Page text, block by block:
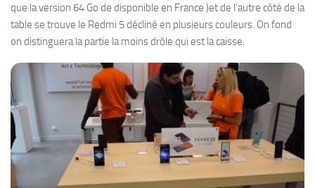
que la version 64 Go de disponible en France )et de l’autre côté de la
table se trouve le Redmi 5 décliné en plusieurs couleurs. On fond
on distinguera la partie la moins drôle qui est la caisse.